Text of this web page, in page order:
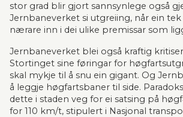
stor grad blir gjort sannsynlege også
Jernbaneverket si utgreiing, når ein tek
nærare inn i dei ulike premissar som
Jernbaneverket blei også kraftig
Stortinget sine føringar for
skal mykje til å snu ein gigant. Og
å leggje høgfartsbaner til side.
dette i staden veg for ei satsing på
for 110 km/t, stipulert i Nasjonal